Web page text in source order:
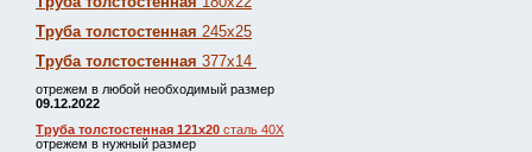
Труба толстостенная 245х25
Труба толстостенная 377х14
отрежем в любой необходимый размер
09.12.2022
Труба толстостенная 121х20 сталь 40Х
отрежем в нужный размер